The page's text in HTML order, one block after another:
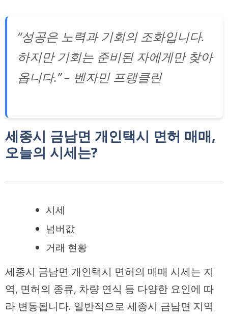
“성공은 노력과 기회의 조화입니다.
하지만 기회는 준비된 자에게만 찾아
옵니다.” – 벤자민 프랭클린
세종시 금남면 개인택시 면허 매매,
오늘의 시세는?
시세
넘버값
거래 현황
세종시 금남면 개인택시 면허의 매매 시세는 지
역, 면허의 종류, 차량 연식 등 다양한 요인에 따
라 변동됩니다. 일반적으로 세종시 금남면 지역